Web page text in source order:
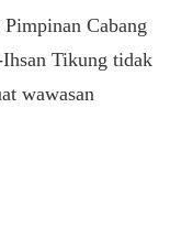
Cabang
Tikung tidak
wawasan